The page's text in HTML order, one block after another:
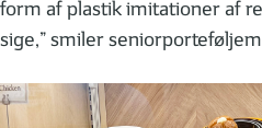
form af plastik imitationer af
sige,” smiler